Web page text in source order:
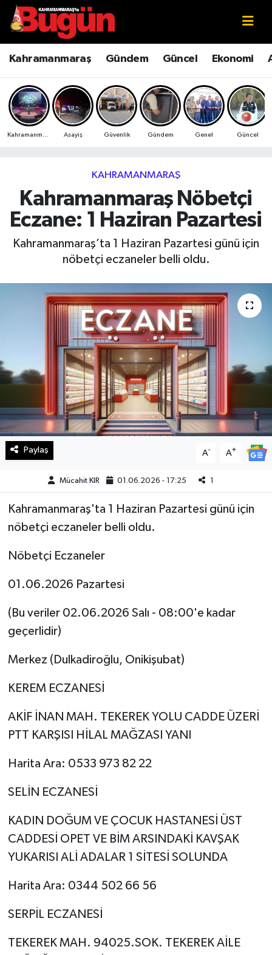
Kahramanmaraş Gündem Güncel Ekonomi
Asayiş Güvenlik Gündem Genel Güncel
KAHRAMANMARAŞ
Kahramanmaraş Nöbetçi
Eczane: 1 Haziran Pazartesi
Kahramanmaraş’ta 1 Haziran Pazartesi günü için
nöbetçi eczaneler belli oldu.
Paylaş A- A+
Mücahit KIR 01.06.2026 - 17:25 1
Kahramanmaraş'ta 1 Haziran Pazartesi günü için
nöbetçi eczaneler belli oldu.
Nöbetçi Eczaneler
01.06.2026 Pazartesi
(Bu veriler 02.06.2026 Salı - 08:00'e kadar
geçerlidir)
Merkez (Dulkadiroğlu, Onikişubat)
KEREM ECZANESİ
AKİF İNAN MAH. TEKEREK YOLU CADDE ÜZERİ
PTT KARŞISI HİLAL MAĞZASI YANI
Harita Ara: 0533 973 82 22
SELİN ECZANESİ
KADIN DOĞUM VE ÇOCUK HASTANESİ ÜST
CADDESİ OPET VE BİM ARSINDAKİ KAVŞAK
YUKARISI ALİ ADALAR 1 SİTESİ SOLUNDA
Harita Ara: 0344 502 66 56
SERPİL ECZANESİ
TEKEREK MAH. 94025.SOK. TEKEREK AİLE
Kahramanmaraş
Kahramanmaraş Sokak Röportajları
Bilim ve Teknoloji
Çevre
Ekonomi
Güncel
Haberde İnsan
Kültür Sanat
Magazin
Manşet Altı
Manşetler
Resmi İlan
Sağlık
Spor
KAHRAMANMARAŞ
Kahramanmaraş Nöbetçi Eczaneler
Kahramanmaraş Hava Durumu
Kahramanmaraş Namaz Vakitleri
Kahramanmaraş Trafik Yoğunluk Haritası
Süper Lig Puan Durumu ve Fikstür
Tüm Manşetler
Haber Arşivi